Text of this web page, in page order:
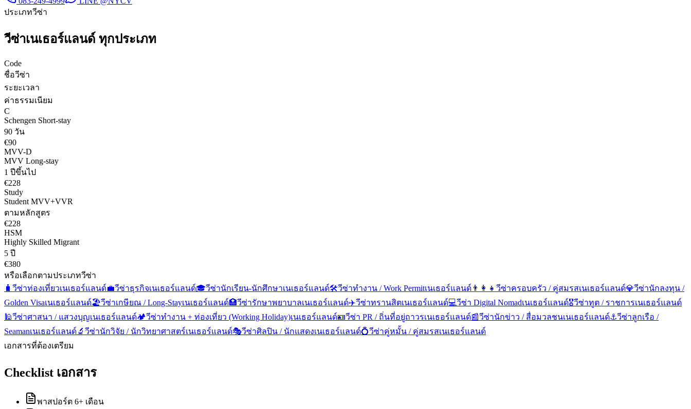
ประเภทวีซ่า
วีซ่าเนเธอร์แลนด์ ทุกประเภท
Code
ชื่อวีซ่า
ระยะเวลา
ค่าธรรมเนียม
C
Schengen Short-stay
90 วัน
€90
MVV-D
MVV Long-stay
1 ปีขึ้นไป
€228
Study
Student MVV+VVR
ตามหลักสูตร
€228
HSM
Highly Skilled Migrant
5 ปี
€380
หรือเลือกตามประเภทวีซ่า
🧳 วีซ่าท่องเที่ยวเนเธอร์แลนด์💼วีซ่าธุรกิจเนเธอร์แลนด์🎓วีซ่านักเรียน-นักศึกษาเนเธอร์แลนด์🛠️วีซ่าทำงาน / Work Permitเนเธอร์แลนด์ 👨‍👩‍👧 วีซ่าครอบครัว / คู่สมรสเนเธอร์แลนด์💎วีซ่านักลงทุน /
Golden Visaเนเธอร์แลนด์🏖️วีซ่าเกษียณ / Long-Stayเนเธอร์แลนด์🏥วีซ่ารักษาพยาบาลเนเธอร์แลนด์✈️วีซ่าทรานสิตเนเธอร์แลนด์💻วีซ่า Digital Nomadเนเธอร์แลนด์🎖️วีซ่าทูต / ราชการเนเธอร์แลนด์
🕌วีซ่าศาสนา / แสวงบุญเนเธอร์แลนด์🏕️วีซ่าทำงาน + ท่องเที่ยว (Working Holiday)เนเธอร์แลนด์🪪วีซ่า PR / ถิ่นที่อยู่ถาวรเนเธอร์แลนด์📰วีซ่านักข่าว / สื่อมวลชนเนเธอร์แลนด์⚓วีซ่าลูกเรือ /
Seamanเนเธอร์แลนด์🔬 วีซ่านักวิจัย / นักวิทยาศาสตร์เนเธอร์แลนด์🎭วีซ่าศิลปิน / นักแสดงเนเธอร์แลนด์💍วีซ่าคู่หมั้น / คู่สมรสเนเธอร์แลนด์
เอกสารที่ต้องเตรียม
Checklist เอกสาร
พาสปอร์ต 6+ เดือน